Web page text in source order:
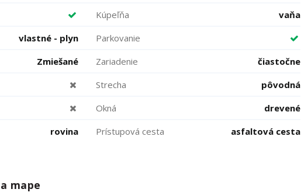
Kúpeľňa
vaňa
vlastné - plyn
Parkovanie
Zmiešané Zariadenie
čiastočne
Strecha
pôvodná
Okná
drevené
rovina Prístupová cesta asfaltová cesta
mape